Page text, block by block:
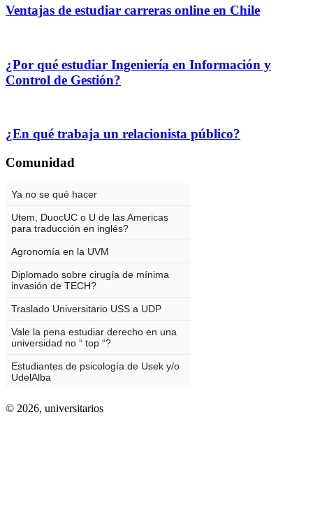
Ventajas de estudiar carreras online en Chile
¿Por qué estudiar Ingeniería en Información y
Control de Gestión?
¿En qué trabaja un relacionista público?
Comunidad
© 2026, universitarios